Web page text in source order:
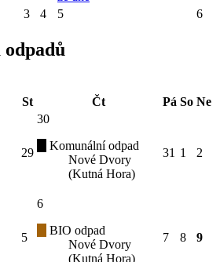
3 4 5 6
St Čt Pá So Ne
29
30
Komunální odpad
Nové Dvory
(Kutná Hora)
31 1 2
5
6
BIO odpad
Nové Dvory
(Kutná Hora)
7 8 9